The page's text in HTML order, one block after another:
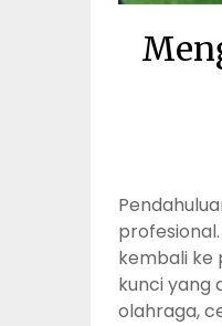
kembali ke
kunci yang
olahraga,